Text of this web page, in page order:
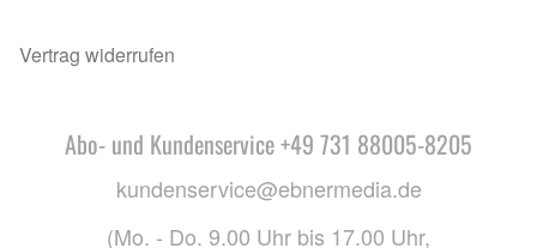
Vertrag widerrufen
Abo- und Kundenservice +49 731 88005-8205
kundenservice@ebnermedia.de
(Mo. - Do. 9.00 Uhr bis 17.00 Uhr,